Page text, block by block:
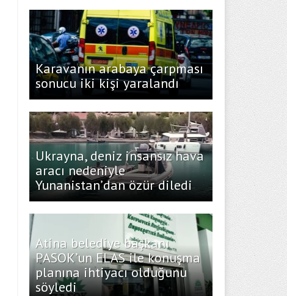
Karavanın arabaya çarpması
sonucu iki kişi yaralandı
Ukrayna, deniz insansız hava
aracı nedeniyle
Yunanistan’dan özür diledi
Atina belediye başkanı
PASOK’un ELAS ile konuşma
planına ihtiyacı olduğunu
söyledi